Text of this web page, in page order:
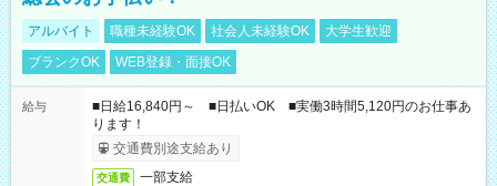
アルバイト 職種未経験OK 社会人未経験OK
大学生歓迎
ブランクOK
WEB登録・面接OK
給与
■日給16,840円～ ■日払いOK ■実働3時間5,120円のお仕事あ
ります！
交通費別途支給あり
交通費 一部支給